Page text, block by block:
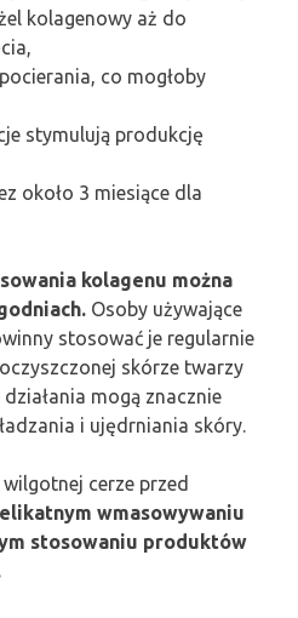
kolagenowy aż do
co mogłoby
stymulują produkcję
około 3 miesiące dla
kolagenu można
Osoby używające
stosować je regularnie
skórze twarzy
mogą znacznie
i ujędrniania skóry.
cerze przed
wmasowywaniu
stosowaniu produktów